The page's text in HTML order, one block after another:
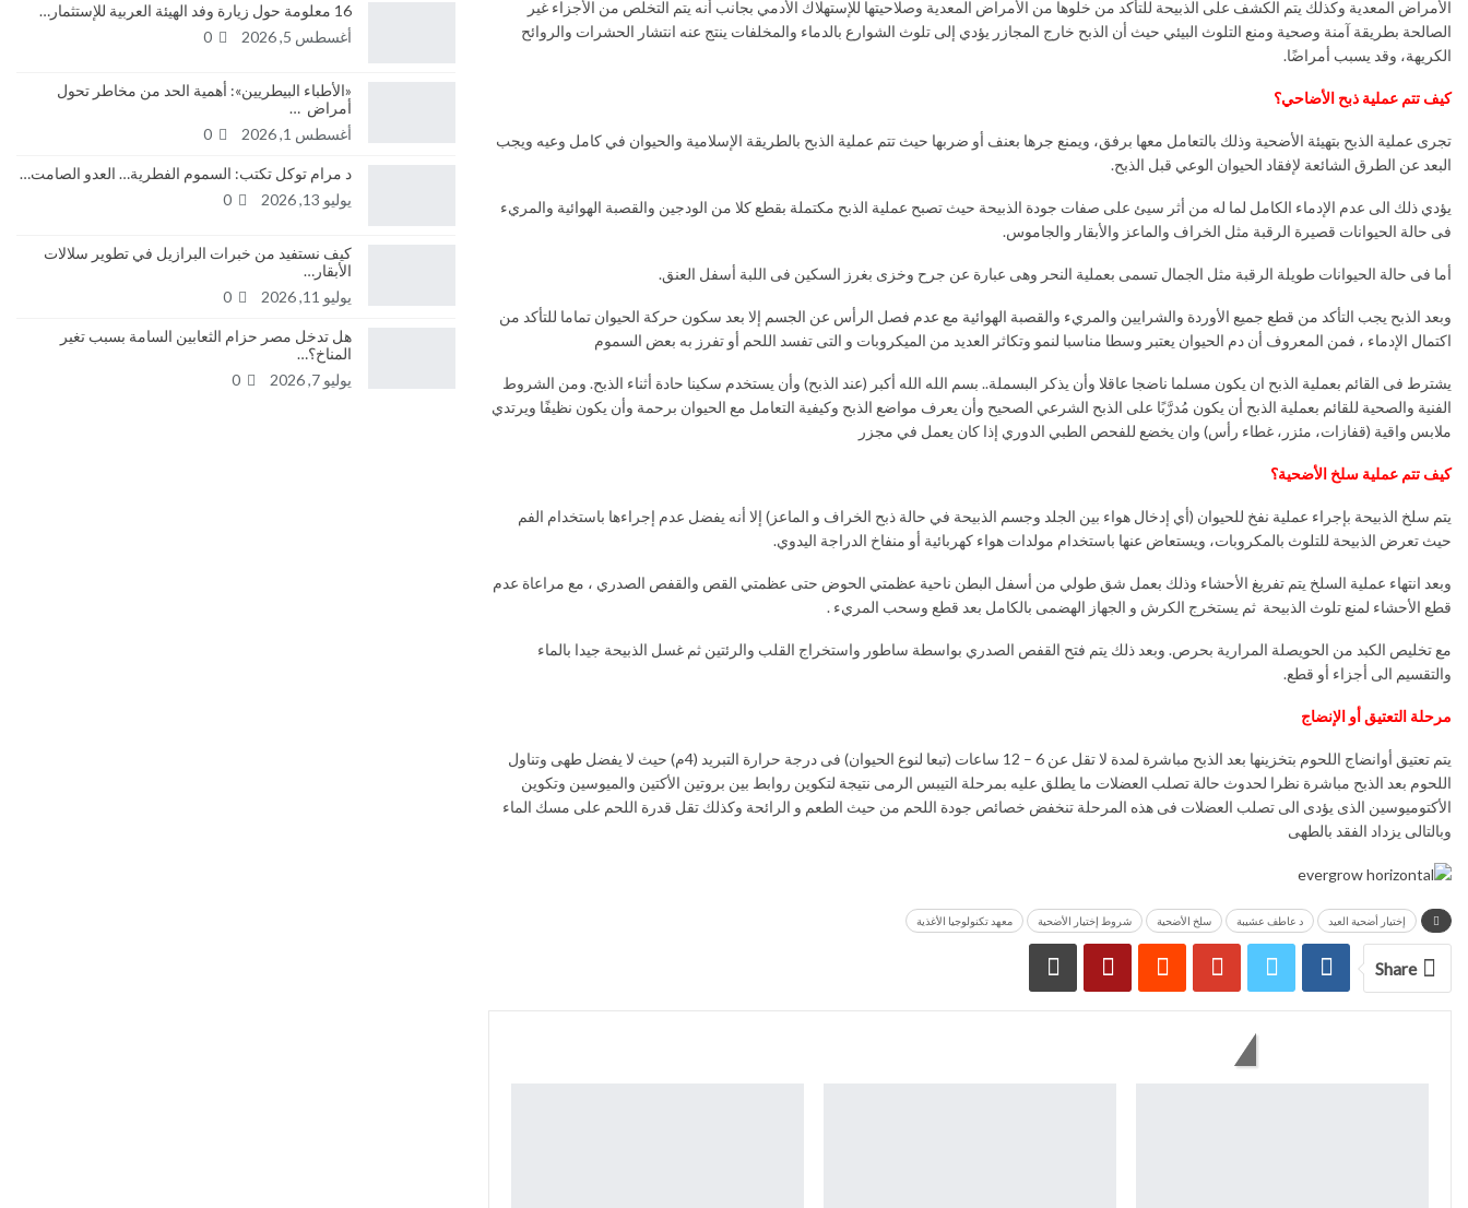
الأمراض المعدية وكذلك يتم الكشف على الذبيحة للتأكد من خلوها من الأمراض المعدية وصلاحيتها للإستهلاك الأدمي بجانب أنه يتم التخلص من الأجزاء غير
الصالحة بطريقة آمنة وصحية ومنع التلوث البيئي حيث أن الذبح خارج المجازر يؤدي إلى تلوث الشوارع بالدماء والمخلفات ينتج عنه انتشار الحشرات والروائح
الكريهة، وقد يسبب أمراضًا.
كيف تتم عملية ذبح الأضاحي؟
تجرى عملية الذبح بتهيئة الأضحية وذلك بالتعامل معها برفق، ويمنع جرها بعنف أو ضربها حيث تتم عملية الذبح بالطريقة الإسلامية والحيوان في كامل وعيه ويجب
البعد عن الطرق الشائعة لإفقاد الحيوان الوعي قبل الذبح.
يؤدي ذلك الى عدم الإدماء الكامل لما له من أثر سيئ على صفات جودة الذبيحة حيث تصبح عملية الذبح مكتملة بقطع كلا من الودجين والقصبة الهوائية والمريء
فى حالة الحيوانات قصيرة الرقبة مثل الخراف والماعز والأبقار والجاموس.
أما فى حالة الحيوانات طويلة الرقبة مثل الجمال تسمى بعملية النحر وهى عبارة عن جرح وخزى بغرز السكين فى اللبة أسفل العنق.
وبعد الذبح يجب التأكد من قطع جميع الأوردة والشرايين والمريء والقصبة الهوائية مع عدم فصل الرأس عن الجسم إلا بعد سكون حركة الحيوان تماما للتأكد من
اكتمال الإدماء ، فمن المعروف أن دم الحيوان يعتبر وسطا مناسبا لنمو وتكاثر العديد من الميكروبات و التى تفسد اللحم أو تفرز به بعض السموم
يشترط فى القائم بعملية الذبح ان يكون مسلما ناضجا عاقلا وأن يذكر البسملة.. بسم الله الله أكبر (عند الذبح) وأن يستخدم سكينا حادة أثناء الذبح. ومن الشروط
الفنية والصحية للقائم بعملية الذبح أن يكون مُدرَّبًا على الذبح الشرعي الصحيح وأن يعرف مواضع الذبح وكيفية التعامل مع الحيوان برحمة وأن يكون نظيفًا ويرتدي
ملابس واقية (قفازات، مئزر، غطاء رأس) وان يخضع للفحص الطبي الدوري إذا كان يعمل في مجزر
كيف تتم عملية سلخ الأضحية؟
يتم سلخ الذبيحة بإجراء عملية نفخ للحيوان (أي إدخال هواء بين الجلد وجسم الذبيحة في حالة ذبح الخراف و الماعز) إلا أنه يفضل عدم إجراءها باستخدام الفم
حيث تعرض الذبيحة للتلوث بالمكروبات، ويستعاض عنها باستخدام مولدات هواء كهربائية أو منفاخ الدراجة اليدوي.
وبعد انتهاء عملية السلخ يتم تفريغ الأحشاء وذلك بعمل شق طولي من أسفل البطن ناحية عظمتي الحوض حتى عظمتي القص والقفص الصدري ، مع مراعاة عدم
قطع الأحشاء لمنع تلوث الذبيحة ثم يستخرج الكرش و الجهاز الهضمى بالكامل بعد قطع وسحب المريء .
مع تخليص الكبد من الحويصلة المرارية بحرص. وبعد ذلك يتم فتح القفص الصدري بواسطة ساطور واستخراج القلب والرئتين ثم غسل الذبيحة جيدا بالماء
والتقسيم الى أجزاء أو قطع.
مرحلة التعتيق أو الإنضاج
يتم تعتيق أوانضاج اللحوم بتخزينها بعد الذبح مباشرة لمدة لا تقل عن 6 – 12 ساعات (تبعا لنوع الحيوان) فى درجة حرارة التبريد (4م) حيث لا يفضل طهى وتناول
اللحوم بعد الذبح مباشرة نظرا لحدوث حالة تصلب العضلات ما يطلق عليه بمرحلة التيبس الرمى نتيجة لتكوين روابط بين بروتين الأكتين والميوسين وتكوين
الأكتوميوسين الذى يؤدى الى تصلب العضلات فى هذه المرحلة تنخفض خصائص جودة اللحم من حيث الطعم و الرائحة وكذلك تقل قدرة اللحم على مسك الماء
وبالتالى يزداد الفقد بالطهى
إختيار أضحية العيد د عاطف عشيبة سلخ الأضحية شروط إختيار الأضحية معهد تكنولوجيا الأغذية
Share
16 معلومة حول زيارة وفد الهيئة العربية للإستثمار…
أغسطس 5, 2026
0
«الأطباء البيطريين»: أهمية الحد من مخاطر تحول
أمراض …
أغسطس 1, 2026
0
د مرام توكل تكتب: السموم الفطرية… العدو الصامت…
يوليو 13, 2026
0
كيف نستفيد من خبرات البرازيل في تطوير سلالات
الأبقار…
يوليو 11, 2026
0
هل تدخل مصر حزام الثعابين السامة بسبب تغير
المناخ؟…
يوليو 7, 2026
0